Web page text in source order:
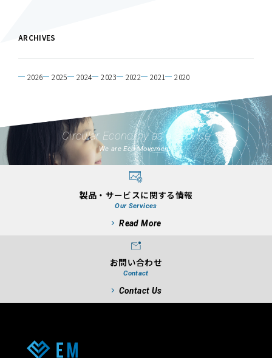
ARCHIVES
2026 2025 2024 2023 2022 2021 2020
Circular Economy as a Service
We are Eco-Movement.
製品・サービスに関する情報
Our Services
Read More
お問い合わせ
Contact
Contact Us